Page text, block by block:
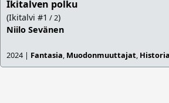
Ikitalven polku
(Ikitalvi #1 / 2)
Niilo Sevänen
2024 | Fantasia Muodonmuuttajat